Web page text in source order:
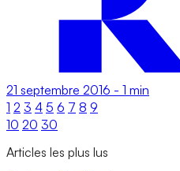
21 septembre 2016 - 1 min
1 2 3 4 5 6 7 8 9
10 20 30
Articles les plus lus